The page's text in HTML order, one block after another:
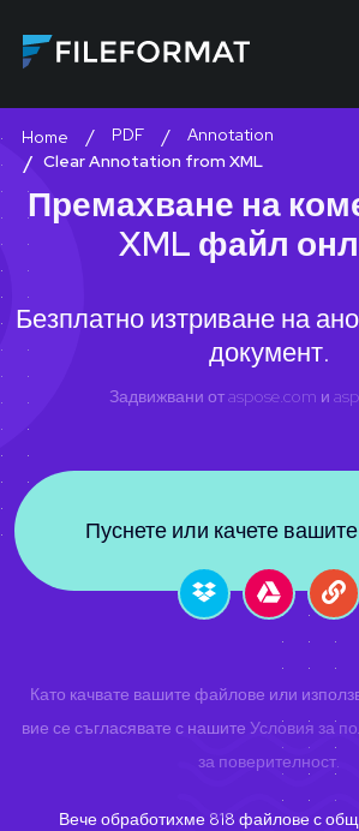
Home PDF
Annotation
Clear Annotation from XML
Премахване на
XML файл
Безплатно изтриване на
документ.
Задвижвани отaspose.com и
Пуснете или качете
Като качвате вашите файлове или
вие се съгласявате с нашите Условия за
за поверителност
Вече обработихме 818 файлове с